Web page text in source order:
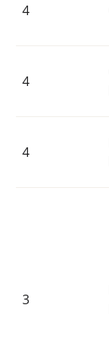
4
4
4
3